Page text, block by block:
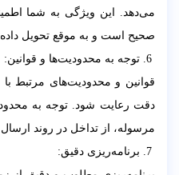
می‌دهد. این ویژگی به شما
صحیح است و به موقع تحویل
قوانین و محدودیت‌های مرتبط با
دقت رعایت شود. توجه به
مرسوله، از تداخل در روند